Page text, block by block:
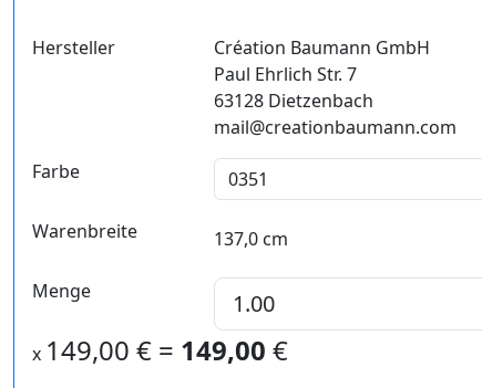
Hersteller
Création Baumann GmbH
Paul Ehrlich Str. 7
63128 Dietzenbach
mail@creationbaumann.com
Farbe
Warenbreite 137,0 cm
Menge
x 149,00 € = 149,00 €